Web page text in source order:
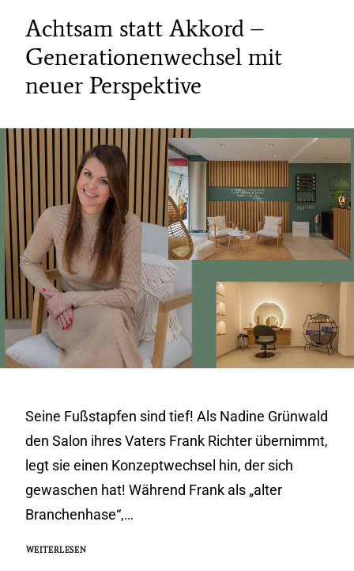
Achtsam statt Akkord –
Generationenwechsel mit
neuer Perspektive
Seine Fußstapfen sind tief! Als Nadine Grünwald
den Salon ihres Vaters Frank Richter übernimmt,
legt sie einen Konzeptwechsel hin, der sich
gewaschen hat! Während Frank als „alter
Branchenhase“,…
WEITERLESEN